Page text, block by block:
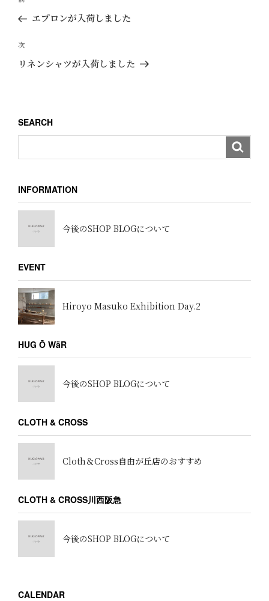
ナ
ビ
ゲ
ン
去
投
稿
エプロンが入荷しました
次
の
次
リネンシャツが入荷しました
SEARCH
INFORMATION
今後のSHOP BLOGについて
EVENT
Hiroyo Masuko Exhibition Day.2
HUG Ō WäR
今後のSHOP BLOGについて
CLOTH & CROSS
Cloth＆Cross自由が丘店のおすすめ
CLOTH & CROSS川西阪急
今後のSHOP BLOGについて
CALENDAR